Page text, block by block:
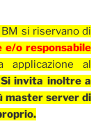
si riservano di
e/o responsabile
al
Si invita inoltre a
master server di